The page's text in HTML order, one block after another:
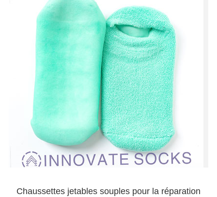
Chaussettes jetables souples pour la réparation